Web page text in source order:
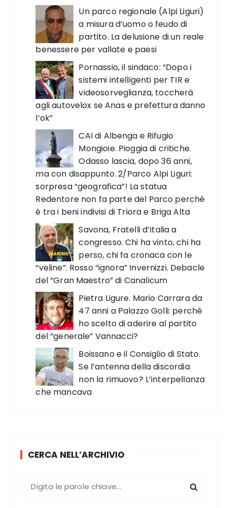
Un parco regionale (Alpi Liguri)
a misura d’uomo o feudo di
partito. La delusione di un reale
benessere per vallate e paesi
Pornassio, il sindaco: “Dopo i
sistemi intelligenti per TIR e
videosorveglianza, toccherà
agli autovelox se Anas e prefettura danno
l’ok”
CAI di Albenga e Rifugio
Mongioie. Pioggia di critiche.
Odasso lascia, dopo 36 anni,
ma con disappunto. 2/Parco Alpi Liguri:
sorpresa “geografica”! La statua
Redentore non fa parte del Parco perché
è tra i beni indivisi di Triora e Briga Alta
Savona, Fratelli d’Italia a
congresso. Chi ha vinto, chi ha
perso, chi fa cronaca con le
“veline”. Rosso “ignora” Invernizzi. Debacle
del “Gran Maestro” di Canalicum
Pietra Ligure. Mario Carrara da
47 anni a Palazzo Golli: perché
ho scelto di aderire al partito
del “generale” Vannacci?
Boissano e il Consiglio di Stato.
Se l’antenna della discordia
non la rimuovo? L’interpellanza
che mancava
CERCA NELL’ARCHIVIO